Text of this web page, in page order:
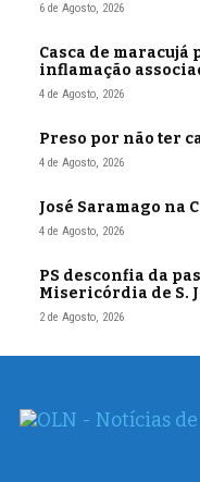
6 de Agosto, 2026
Casca de maracujá
inflamação
4 de Agosto, 2026
Preso por não ter
4 de Agosto, 2026
José Saramago na
4 de Agosto, 2026
PS desconfia da
Misericórdia de S.
2 de Agosto, 2026